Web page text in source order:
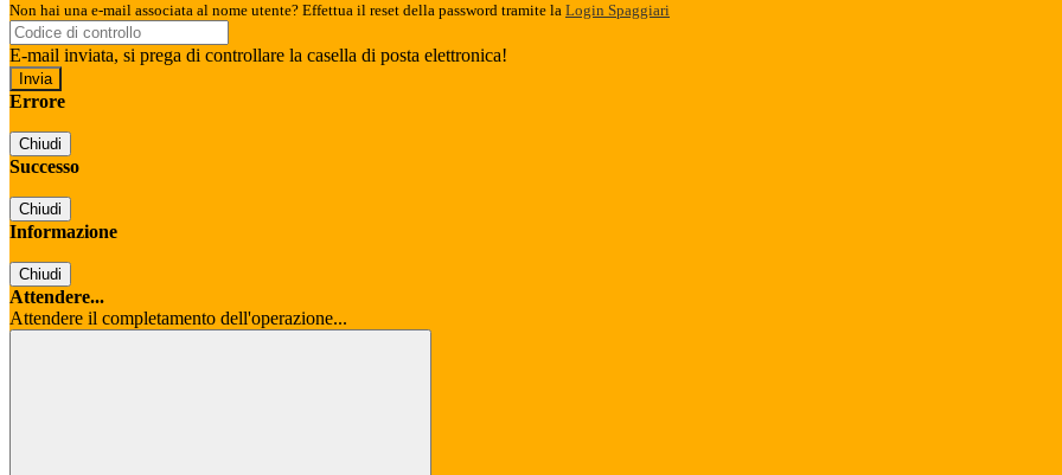
Non hai una e-mail associata al nome utente? Effettua il reset della password tramite la Login Spaggiari
E-mail inviata, si prega di controllare la casella di posta elettronica!
Errore
Chiudi
Successo
Chiudi
Informazione
Chiudi
Attendere...
Attendere il completamento dell'operazione...